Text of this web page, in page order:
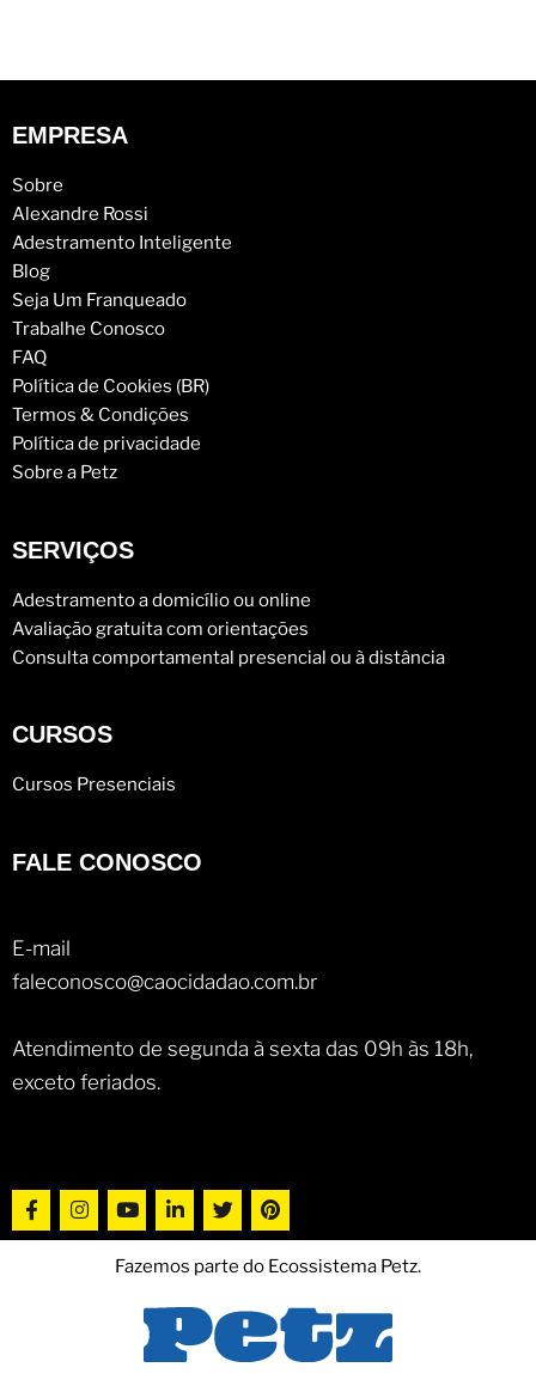
EMPRESA
Sobre
Alexandre Rossi
Adestramento Inteligente
Blog
Seja Um Franqueado
Trabalhe Conosco
FAQ
Política de Cookies (BR)
Termos & Condições
Política de privacidade
Sobre a Petz
SERVIÇOS
Adestramento a domicílio ou online
Avaliação gratuita com orientações
Consulta comportamental presencial ou à distância
CURSOS
Cursos Presenciais
FALE CONOSCO
E-mail
faleconosco@caocidadao.com.br
Atendimento de segunda à sexta das 09h às 18h,
exceto feriados.
Fazemos parte do Ecossistema Petz.